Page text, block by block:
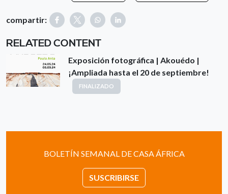
compartir:
RELATED CONTENT
Exposición fotográfica | Akouédo |
¡Ampliada hasta el 20 de septiembre!
FINALIZADO
BOLETÍN SEMANAL DE CASA ÁFRICA
SUSCRIBIRSE